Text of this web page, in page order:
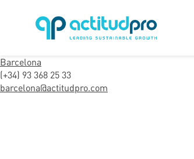
Barcelona
(+34) 93 368 25 33
barcelona@actitudpro.com